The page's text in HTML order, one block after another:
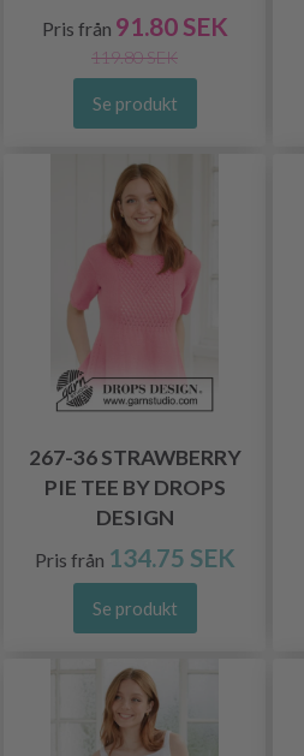
Pris från 91.80 SEK
119.80 SEK
Se produkt
267-36 STRAWBERRY
PIE TEE BY DROPS
DESIGN
Pris från 134.75 SEK
Se produkt